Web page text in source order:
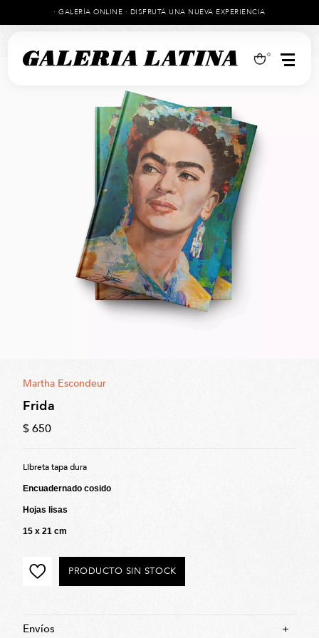
· GALERÍA ONLINE · DISFRUTÁ UNA NUEVA EXPERIENCIA
0
Martha Escondeur
Frida
$ 650
Libreta tapa dura
Encuadernado cosido
Hojas lisas
15 x 21 cm
PRODUCTO SIN STOCK
Envíos +